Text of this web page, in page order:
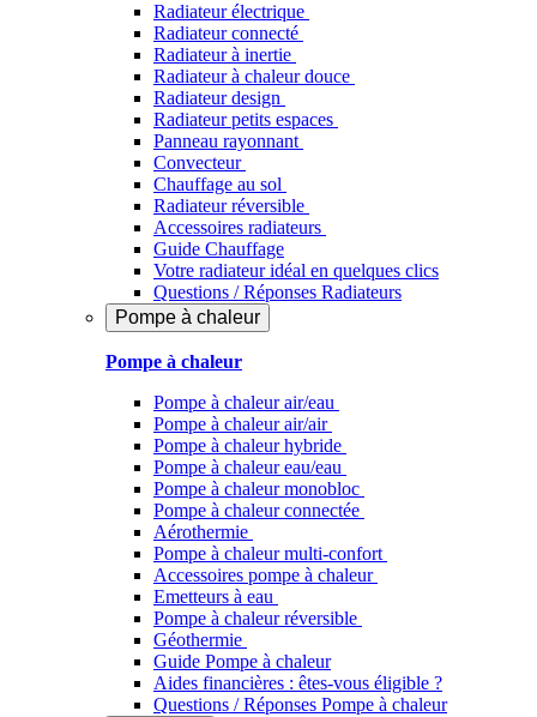
Radiateur électrique
Radiateur connecté
Radiateur à inertie
Radiateur à chaleur douce
Radiateur design
Radiateur petits espaces
Panneau rayonnant
Convecteur
Chauffage au sol
Radiateur réversible
Accessoires radiateurs
Guide Chauffage
Votre radiateur idéal en quelques clics
Questions / Réponses Radiateurs
Pompe à chaleur
Pompe à chaleur
Pompe à chaleur air/eau
Pompe à chaleur air/air
Pompe à chaleur hybride
Pompe à chaleur​ eau/eau
Pompe à chaleur monobloc
Pompe à chaleur connectée
Aérothermie
Pompe à chaleur multi-confort
Accessoires pompe à chaleur
Emetteurs à eau
Pompe à chaleur réversible
Géothermie
Guide Pompe à chaleur
Aides financières : êtes-vous éligible ?
Questions / Réponses Pompe à chaleur